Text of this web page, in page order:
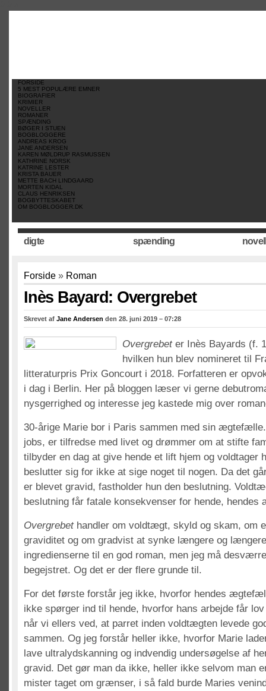
FORSIDE
5 MEST POPULÆRE EMNER
BIOGRAFIER
KRIMIER
NOVELLER
ROMANER
SPÆNDING
BØGER I STUEN
BOGBLOGGERE
ANDREAS KROG
JANE ANDERSEN
KAREN MØLDRUP RASMUSSEN
KATHRINE NORSK
KATRINE LESTER
KRISTA BAUER
METTE BACH LINDGAARD
MORTEN KIDAL
CLAUS HENRIKSEN
BOGBYTTESKABET
OM BOGBLOGGER.DK
digte spænding
Forside » Roman
Inès Bayard: Overgrebet
Skrevet af Jane Andersen den 28. juni 2019 – 07:28
Overgrebeter Inès Bayards (f.
hvilken hun blev nomineret til
litteraturpris Prix Goncourt i 2018. Forfatteren er
i dag i Berlin. Her på bloggen læser vi gerne
nysgerrighed og interesse jeg kastede mig over
30-årige Marie bor i Paris sammen med sin
jobs, er tilfredse med livet og drømmer om at stifte
tilbyder en dag at give hende et lift hjem og voldtager
beslutter sig for ikke at sige noget til nogen. Da det
er blevet gravid, fastholder hun den beslutning.
beslutning får fatale konsekvenser for hende,
Overgrebethandler om voldtægt, skyld og skam, om
graviditet og om gradvist at synke længere og
ingredienserne til en god roman, men jeg må
begejstret. Og det er der flere grunde til.
For det første forstår jeg ikke, hvorfor hendes
ikke spørger ind til hende, hvorfor hans arbejde får
når vi ellers ved, at parret inden voldtægten levede
sammen. Og jeg forstår heller ikke, hvorfor Marie
lave ultralydskanning og indvendig undersøgelse af
gravid. Det gør man da ikke, heller ikke selvom man
mister taget om grænser, i så fald burde Maries